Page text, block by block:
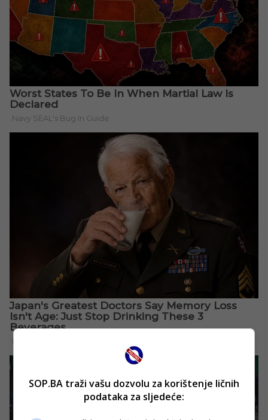
SOP.BA traži vašu dozvolu za korištenje ličnih
podataka za sljedeće: